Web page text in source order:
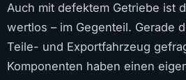
Auch mit defektem Getriebe ist
wertlos – im Gegenteil. Gerade
Teile- und Exportfahrzeug
Komponenten haben einen